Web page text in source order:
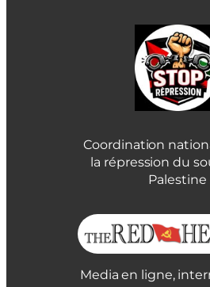
Coordination
la répression du
Palestine
Media en ligne,